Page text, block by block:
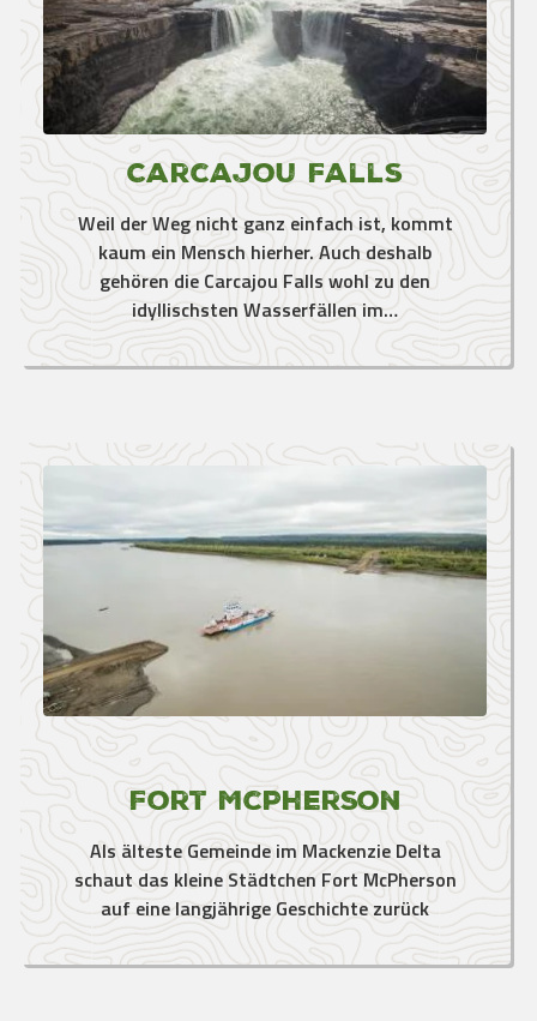
Carcajou Falls
Weil der Weg nicht ganz einfach ist, kommt
kaum ein Mensch hierher. Auch deshalb
gehören die Carcajou Falls wohl zu den
idyllischsten Wasserfällen im…
Fort McPherson
Als älteste Gemeinde im Mackenzie Delta
schaut das kleine Städtchen Fort McPherson
auf eine langjährige Geschichte zurück